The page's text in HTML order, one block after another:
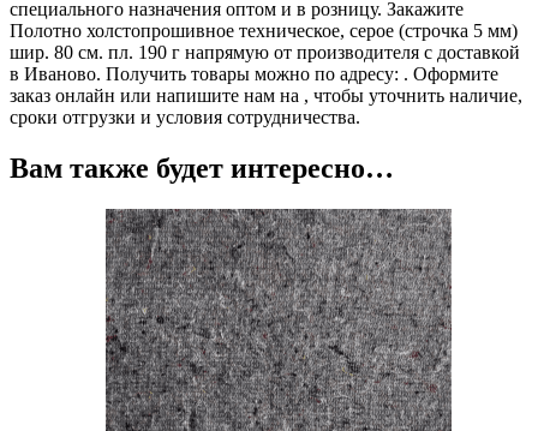
специального назначения оптом и в розницу. Закажите
Полотно холстопрошивное техническое, серое (строчка 5 мм)
шир. 80 см. пл. 190 г напрямую от производителя с доставкой
в Иваново. Получить товары можно по адресу: . Оформите
заказ онлайн или напишите нам на , чтобы уточнить наличие,
сроки отгрузки и условия сотрудничества.
Вам также будет интересно…